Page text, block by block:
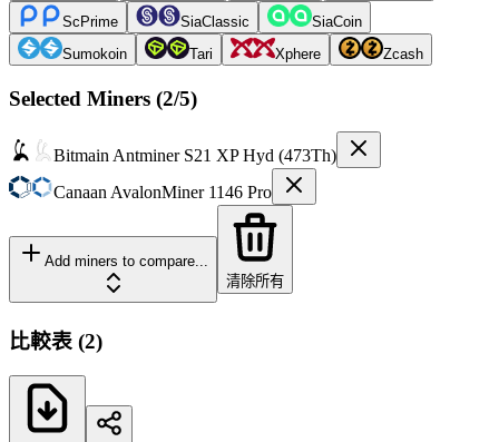
ScPrime
SiaClassic
SiaCoin
Sumokoin
Tari Xphere Zcash
Selected Miners (2/5)
Bitmain Antminer S21 XP Hyd (473Th)
Canaan AvalonMiner 1146 Pro
Add miners to compare...
清除所有
比較表 (2)